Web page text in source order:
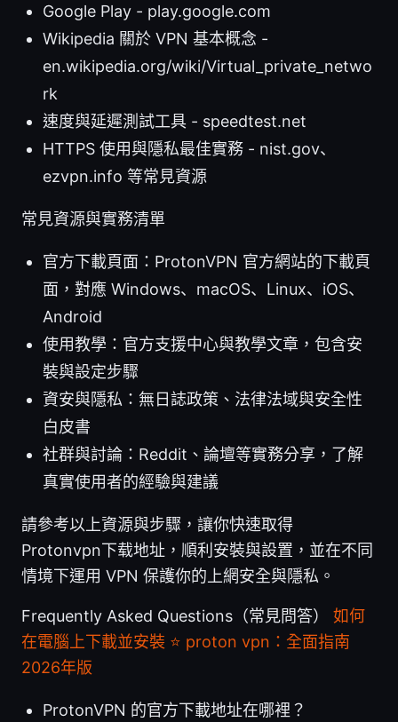
Google Play - play.google.com
Wikipedia 關於 VPN 基本概念 -
en.wikipedia.org/wiki/Virtual_private_netwo
rk
速度與延遲測試工具 - speedtest.net
HTTPS 使用與隱私最佳實務 - nist.gov、
ezvpn.info 等常見資源
常見資源與實務清單
官方下載頁面：ProtonVPN 官方網站的下載頁
面，對應 Windows、macOS、Linux、iOS、
Android
使用教學：官方支援中心與教學文章，包含安
裝與設定步驟
資安與隱私：無日誌政策、法律法域與安全性
白皮書
社群與討論：Reddit、論壇等實務分享，了解
真實使用者的經驗與建議
請參考以上資源與步驟，讓你快速取得
Protonvpn下载地址，順利安裝與設置，並在不同
情境下運用 VPN 保護你的上網安全與隱私。
Frequently Asked Questions（常見問答） 如何
在電腦上下載並安裝 ⭐ proton vpn：全面指南
2026年版
ProtonVPN 的官方下載地址在哪裡？